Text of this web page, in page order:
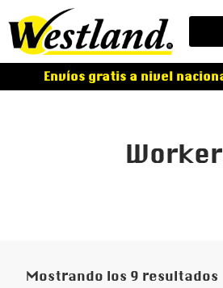
Envíos gratis a nivel
Mostrando los 9 resultados